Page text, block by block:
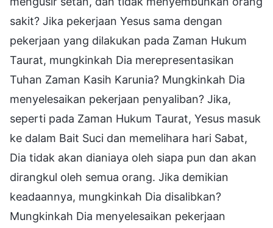
sakit? Jika pekerjaan Yesus sama dengan
pekerjaan yang dilakukan pada Zaman Hukum
Taurat, mungkinkah Dia merepresentasikan
Tuhan Zaman Kasih Karunia? Mungkinkah Dia
menyelesaikan pekerjaan penyaliban? Jika,
seperti pada Zaman Hukum Taurat, Yesus masuk
ke dalam Bait Suci dan memelihara hari Sabat,
Dia tidak akan dianiaya oleh siapa pun dan akan
dirangkul oleh semua orang. Jika demikian
keadaannya, mungkinkah Dia disalibkan?
Mungkinkah Dia menyelesaikan pekerjaan